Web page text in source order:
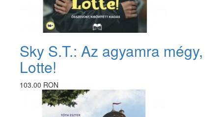
Sky S.T.: Az agyamra mégy,
Lotte!
103.00 RON